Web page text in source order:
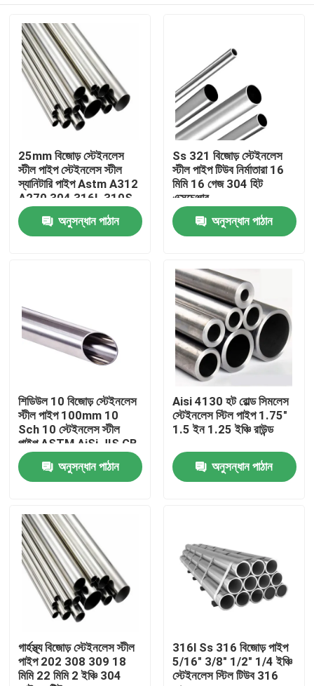
পণ্য
কারখানা ভ্রমণ
মান নিয়ন্ত্রণ
খবর
উদ্ধৃতির জন্য আবেদন
স্টেইনলেস স্টীল প্লেট শীট
25mm বিজোড় স্টেইনলেস
স্টীল পাইপ স্টেইনলেস স্টীল
স্যানিটারি পাইপ Astm A312
A270 304 316L 310S
অনুসন্ধান পাঠান
Ss 321 বিজোড় স্টেইনলেস
স্টীল পাইপ টিউব নির্মাতারা 16
মিমি 16 গেজ 304 হিট
এক্সচেঞ্জার
অনুসন্ধান পাঠান
শিডিউল 10 বিজোড় স্টেইনলেস
স্টীল পাইপ 100mm 10
Sch 10 স্টেইনলেস স্টীল
পাইপ ASTM AiSi JIS GB
অনুসন্ধান পাঠান
Aisi 4130 হট রোল্ড সিমলেস
স্টেইনলেস স্টিল পাইপ 1.75"
1.5 ইন 1.25 ইঞ্চি রাউন্ড
অনুসন্ধান পাঠান
গার্হস্থ্য বিজোড় স্টেইনলেস স্টীল
পাইপ 202 308 309 18
মিমি 22 মিমি 2 ইঞ্চি 304
316l Ss 316 বিজোড় পাইপ
5/16" 3/8" 1/2" 1/4 ইঞ্চি
স্টেইনলেস স্টিল টিউব 316